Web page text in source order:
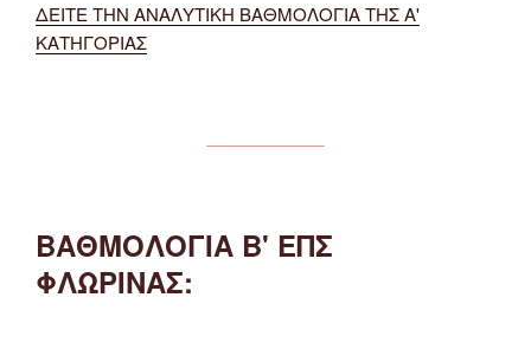
ΔΕΙΤΕ ΤΗΝ ΑΝΑΛΥΤΙΚΗ ΒΑΘΜΟΛΟΓΙΑ ΤΗΣ Α'
ΚΑΤΗΓΟΡΙΑΣ
ΒΑΘΜΟΛΟΓΙΑ Β' ΕΠΣ
ΦΛΩΡΙΝΑΣ: